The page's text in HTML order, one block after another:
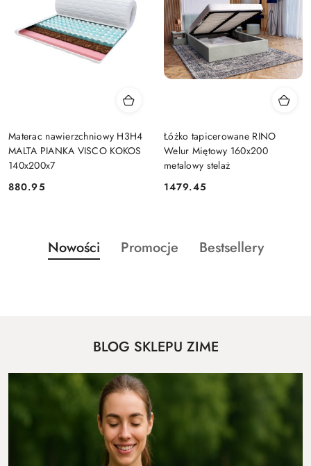
Materac nawierzchniowy H3H4
MALTA PIANKA VISCO KOKOS
140x200x7
Cena:
880.95
Łóżko tapicerowane RINO
Welur Miętowy 160x200
metalowy stelaż
Cena:
1479.45
Pomiń karuzelę produktów
Produkty
o
Nowości
Produkty
Promocje
Produkty
Bestsellery
BLOG SKLEPU ZIME